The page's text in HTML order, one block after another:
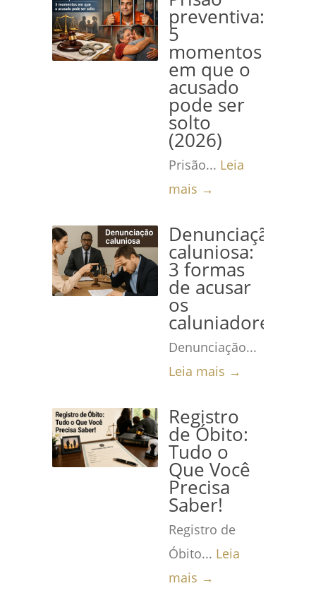
preventiva:
5
momentos
em que o
acusado
pode ser
solto
(2026)
Prisão... Leia
mais →
Denunciação
caluniosa:
3 formas
de acusar
os
caluniadores
Denunciação...
Leia mais →
Registro
de Óbito:
Tudo o
Que Você
Precisa
Saber!
Registro de
Óbito... Leia
mais →